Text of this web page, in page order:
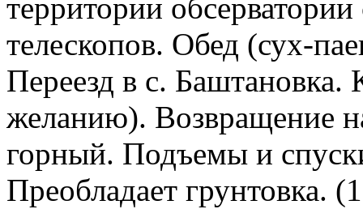
территории
телескопов. Обед (сух-
Переезд в с. Баштановка.
желанию). Возвращение
горный. Подъемы и
Преобладает грунтовка.